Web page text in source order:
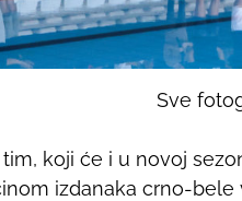
Sve
koji će i u novoj
izdanaka crno-